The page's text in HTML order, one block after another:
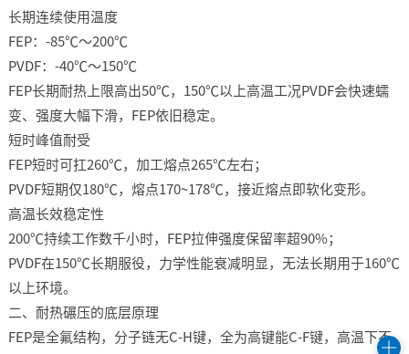
长期连续使用温度
FEP：-85℃～200℃
PVDF：-40℃～150℃
FEP长期耐热上限高出50℃，150℃以上高温工况PVDF会快速蠕
变、强度大幅下滑，FEP依旧稳定。
短时峰值耐受
FEP短时可扛260℃，加工熔点265℃左右；
PVDF短期仅180℃，熔点170~178℃，接近熔点即软化变形。
高温长效稳定性
200℃持续工作数千小时，FEP拉伸强度保留率超90%；
PVDF在150℃长期服役，力学性能衰减明显，无法长期用于160℃
以上环境。
二、耐热碾压的底层原理
FEP是全氟结构，分子链无C-H键，全为高键能C-F键，高温下不